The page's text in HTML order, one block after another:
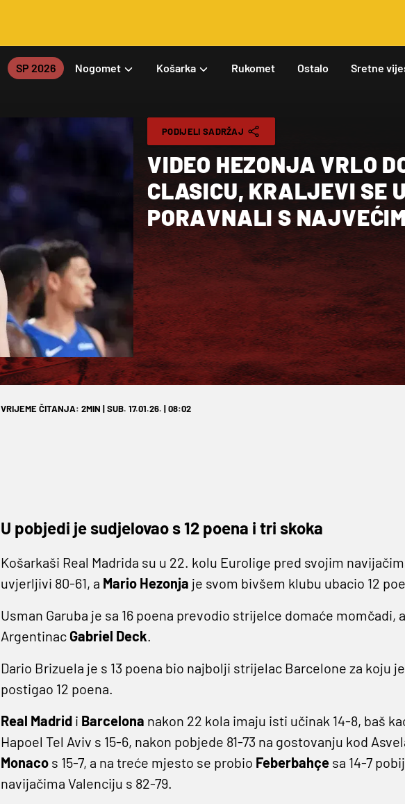
SP 2026 Nogomet Košarka Rukomet Ostalo Sretne
PODIJELI SADRŽAJ
VIDEO HEZONJA VRLO
CLASICU, KRALJEVI SE
PORAVNALI S
VRIJEME ČITANJA: 2MIN | SUB. 17.01.26. | 08:02
U pobjedi je sudjelovao s 12 poena i tri skoka
Košarkaši Real Madrida su u 22. kolu Eurolige pred svojim
uvjerljivi 80-61, a Mario Hezonja je svom bivšem klubu ubacio 12
Usman Garuba je sa 16 poena prevodio strijelce domaće momčadi,
ArgentinacGabriel Deck.
Dario Brizuela je s 13 poena bio najbolji strijelac Barcelone za koju je
postigao 12 poena.
Real Madrid i Barcelona nakon 22 kola imaju isti učinak 14-8, baš
Hapoel Tel Aviv s 15-6, nakon pobjede 81-73 na gostovanju kod
Monacos 15-7, a na treće mjesto se probio Feberbahçe sa 14-7
navijačima Valenciju s 82-79.